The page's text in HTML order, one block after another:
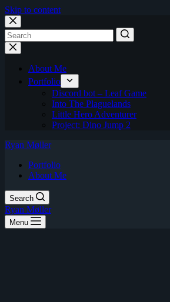
Skip to content
No
results
About Me
Portfolio
Discord bot – Leaf Game
Into The Plaguelands
Little Hero Adventurer
Project: Dino Jump 2
Ryan Møller
Portfolio
About Me
Search
Ryan Møller
Menu